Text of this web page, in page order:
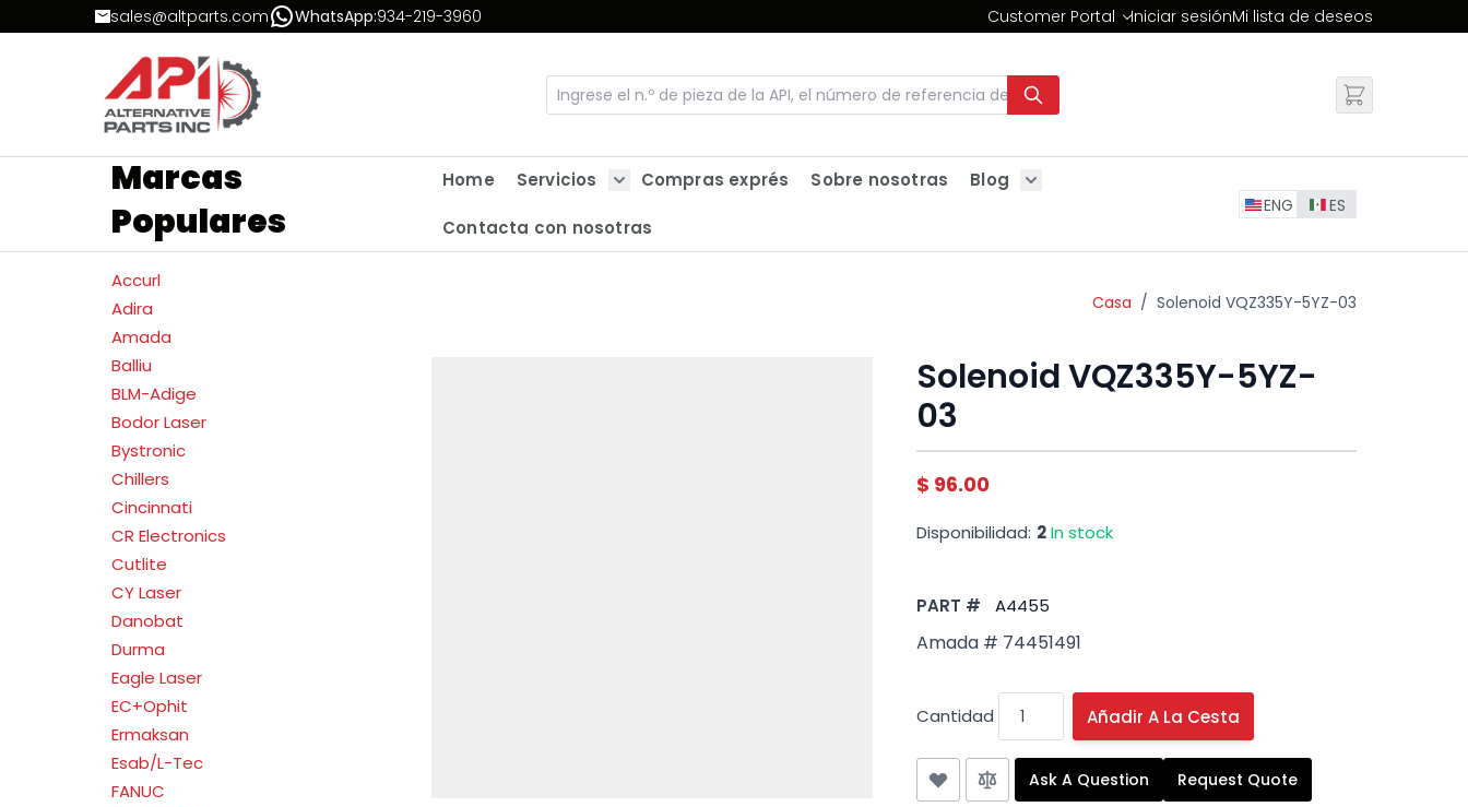
Skip to Contentsales@altparts.com WhatsApp:934-219-3960 Customer Portal
Cambiar
Iniciar sesiónMi lista de deseos
Marcas
Populares
Accurl
Adira
Amada
Balliu
BLM-Adige
Bodor Laser
Bystronic
Chillers
Cincinnati
CR Electronics
Cutlite
CY Laser
Danobat
Durma
Eagle Laser
EC+Ophit
Ermaksan
Esab/L-Tec
FANUC
Home
Servicios
Compras exprés Sobre nosotras
Blog
Contacta con nosotras
ENG ES
Casa / Solenoid VQZ335Y-5YZ-03
Solenoid VQZ335Y-5YZ-
03
$ 96.00
Disponibilidad: 2 In stock
PART # A4455
Amada # 74451491
Cantidad Añadir A La Cesta
Ask A Question Request Quote